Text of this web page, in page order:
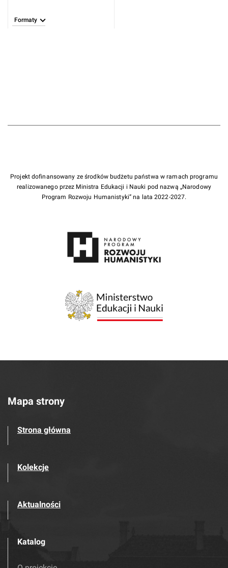
Formaty
Projekt dofinansowany ze środków budżetu państwa w ramach programu
realizowanego przez Ministra Edukacji i Nauki pod nazwą „Narodowy
Program Rozwoju Humanistyki” na lata 2022-2027.
Mapa strony
Strona główna
Kolekcje
Aktualności
Katalog